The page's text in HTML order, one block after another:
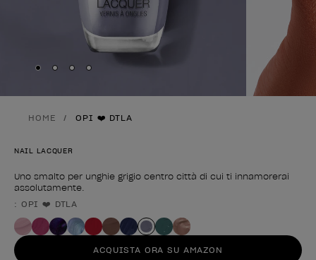
Skip to slide
Skip to slide
Skip to slide
Skip to slide
HOME OPI ❤️ DTLA
NAIL LACQUER
Uno smalto per unghie grigio centro città di cui ti innamorerai
assolutamente.
Forma del prodotto
: OPI ❤️ DTLA
ACQUISTA ORA SU AMAZON